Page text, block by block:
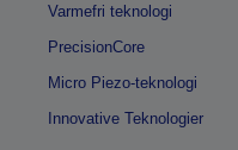
Varmefri teknologi
PrecisionCore
Micro Piezo-teknologi
Innovative Teknologier